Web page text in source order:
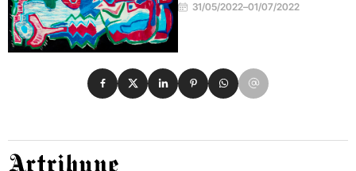
31/05/2022–01/07/2022
Condividi su Facebook
Condividi su X
Condividi su LinkedIn
Condividi su Pinterest
Condividi su WhatsApp
Condividi su Email
Artribune